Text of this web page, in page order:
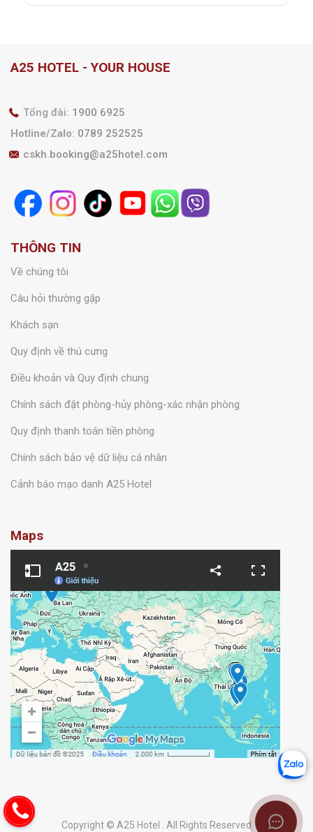
A25 HOTEL - YOUR HOUSE
Tổng đài: 1900 6925
Hotline/Zalo: 0789 252525
cskh.booking@a25hotel.com
THÔNG TIN
Về chúng tôi
Câu hỏi thường gặp
Khách sạn
Quy định về thú cưng
Điều khoản và Quy định chung
Chính sách đặt phòng-hủy phòng-xác nhận phòng
Quy định thanh toán tiền phòng
Chính sách bảo vệ dữ liệu cá nhân
Cảnh báo mạo danh A25 Hotel
Maps
Copyright © A25 Hotel . All Rights Reserved